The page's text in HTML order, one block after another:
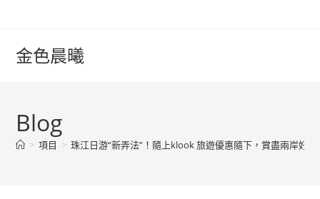
content金色晨曦
Blog
> 項目 > 珠江日游“新弄法”！隨上klook 旅遊優惠隨下，賞盡兩岸好風